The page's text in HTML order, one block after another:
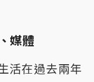
媒體
活在過去兩年